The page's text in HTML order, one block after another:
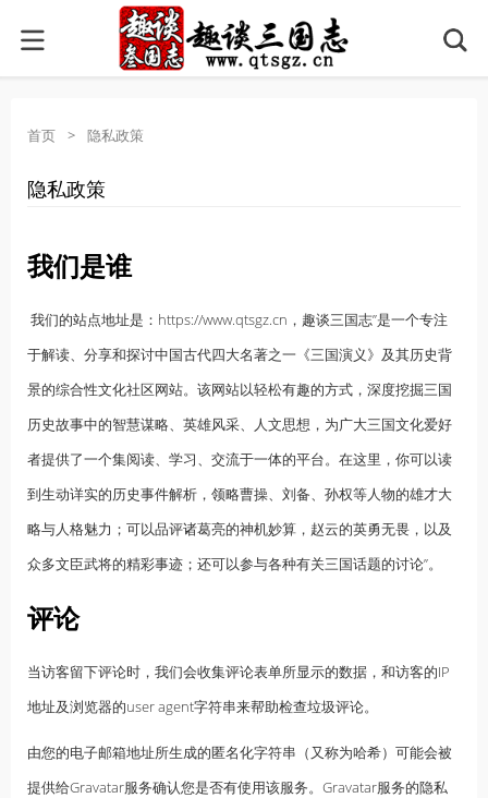
首页 > 隐私政策
隐私政策
我们是谁
我们的站点地址是：https://www.qtsgz.cn，趣谈三国志”是一个专注
于解读、分享和探讨中国古代四大名著之一《三国演义》及其历史背
景的综合性文化社区网站。该网站以轻松有趣的方式，深度挖掘三国
历史故事中的智慧谋略、英雄风采、人文思想，为广大三国文化爱好
者提供了一个集阅读、学习、交流于一体的平台。在这里，你可以读
到生动详实的历史事件解析，领略曹操、刘备、孙权等人物的雄才大
略与人格魅力；可以品评诸葛亮的神机妙算，赵云的英勇无畏，以及
众多文臣武将的精彩事迹；还可以参与各种有关三国话题的讨论”。
评论
当访客留下评论时，我们会收集评论表单所显示的数据，和访客的IP
地址及浏览器的user agent字符串来帮助检查垃圾评论。
由您的电子邮箱地址所生成的匿名化字符串（又称为哈希）可能会被
提供给Gravatar服务确认您是否有使用该服务。Gravatar服务的隐私